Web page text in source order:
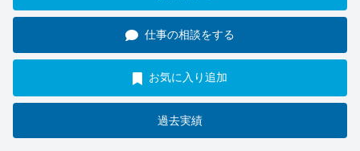
仕事の相談をする
お気に入り追加
過去実績